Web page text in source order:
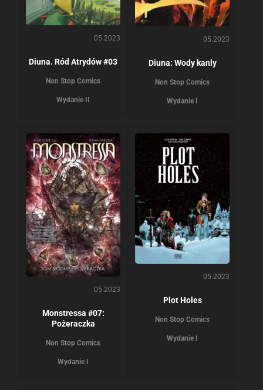
05.2023
Diuna. Ród Atrydów #03
Non Stop Comics
Wydanie II
05.2023
Diuna: Wody kanly
Non Stop Comics
Wydanie I
05.2023
Monstressa #07:
Pożeraczka
Non Stop Comics
Wydanie I
05.2023
Plot Holes
Non Stop Comics
Wydanie I